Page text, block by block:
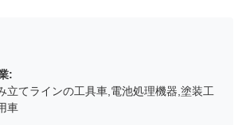
:
立てラインの工具車,電池処理機器,塗装工
車